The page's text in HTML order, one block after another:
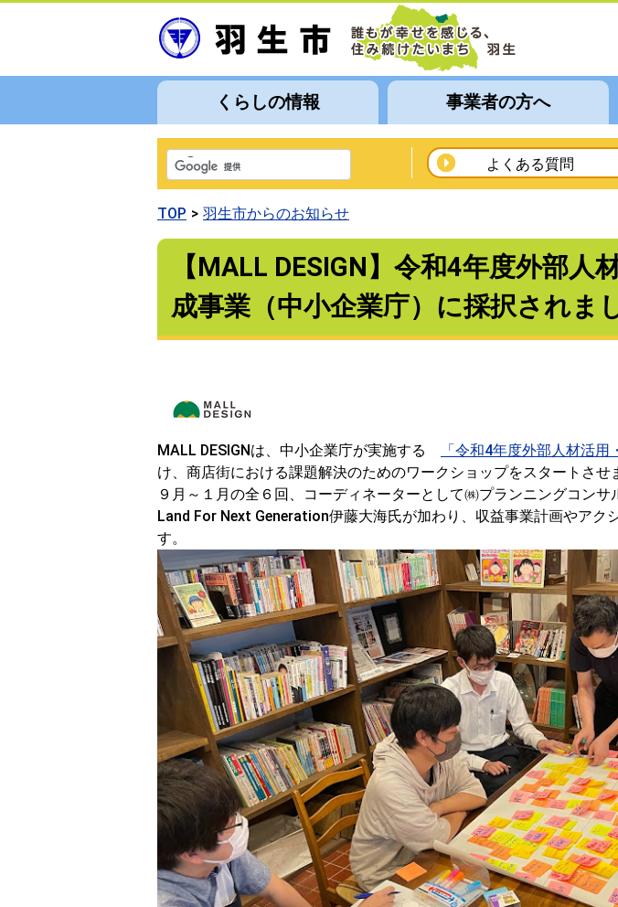
くらしの情報 事業者の方へ
よくある質問
TOP 羽生市からのお知らせ
【MALL DESIGN】令和4年度外部人
成事業（中小企業庁）に採択されま
MALL DESIGNは、中小企業庁が実施する 「令和4年度外部人材活用
け、商店街における課題解決のためのワークショップをスタートさせ
９月～１月の全６回、コーディネーターとして㈱プランニングコンサ
Land For Next Generation伊藤大海氏が加わり、収益事業計画やアク
す。